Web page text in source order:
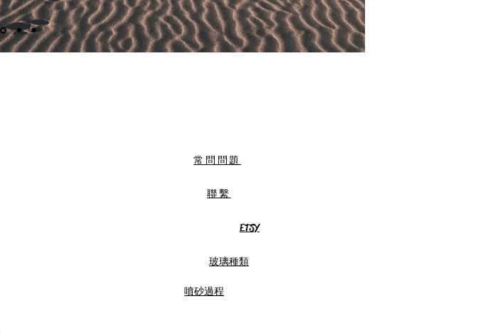
常問問題
聯繫
ETSY
玻璃種類
噴砂過程